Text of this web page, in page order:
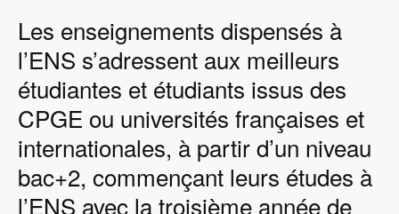
Les enseignements dispensés à
l’ENS s’adressent aux meilleurs
étudiantes et étudiants issus des
CPGE ou universités françaises et
internationales, à partir d’un niveau
bac+2, commençant leurs études à
l’ENS avec la troisième année de